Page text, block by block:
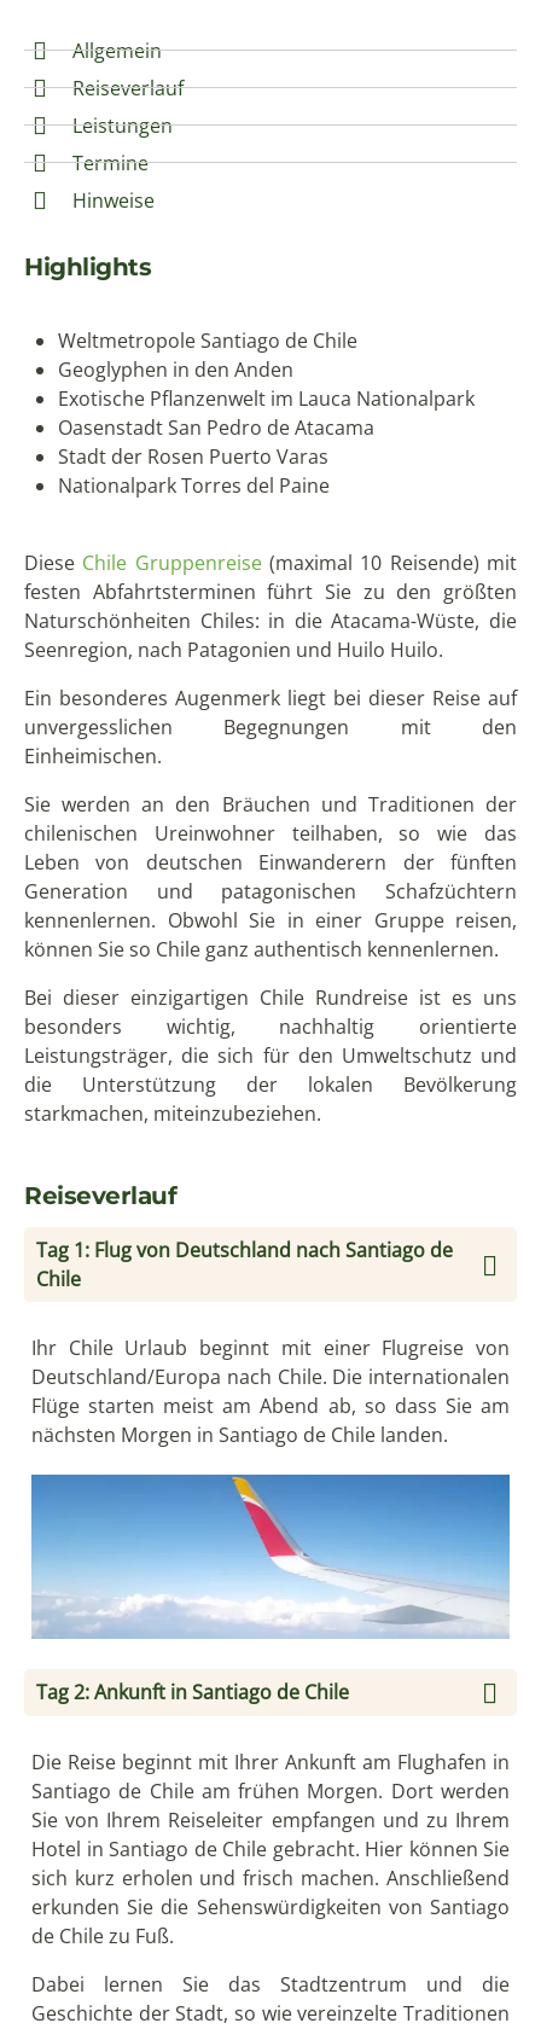
Allgemein
Reiseverlauf
Leistungen
Termine
Hinweise
Highlights
Weltmetropole Santiago de Chile
Geoglyphen in den Anden
Exotische Pflanzenwelt im Lauca Nationalpark
Oasenstadt San Pedro de Atacama
Stadt der Rosen Puerto Varas
Nationalpark Torres del Paine
Diese Chile Gruppenreise(maximal 10 Reisende) mit
festen Abfahrtsterminen führt Sie zu den größten
Naturschönheiten Chiles: in die Atacama-Wüste, die
Seenregion, nach Patagonien und Huilo Huilo.
Ein besonderes Augenmerk liegt bei dieser Reise auf
unvergesslichen Begegnungen mit den
Einheimischen.
Sie werden an den Bräuchen und Traditionen der
chilenischen Ureinwohner teilhaben, so wie das
Leben von deutschen Einwanderern der fünften
Generation und patagonischen Schafzüchtern
kennenlernen. Obwohl Sie in einer Gruppe reisen,
können Sie so Chile ganz authentisch kennenlernen.
Bei dieser einzigartigen Chile Rundreise ist es uns
besonders wichtig, nachhaltig orientierte
Leistungsträger, die sich für den Umweltschutz und
die Unterstützung der lokalen Bevölkerung
starkmachen, miteinzubeziehen.
Reiseverlauf
Tag 1: Flug von Deutschland nach Santiago de
Chile
Ihr Chile Urlaub beginnt mit einer Flugreise von
Deutschland/Europa nach Chile. Die internationalen
Flüge starten meist am Abend ab, so dass Sie am
nächsten Morgen in Santiago de Chile landen.
Tag 2: Ankunft in Santiago de Chile
Die Reise beginnt mit Ihrer Ankunft am Flughafen in
Santiago de Chile am frühen Morgen. Dort werden
Sie von Ihrem Reiseleiter empfangen und zu Ihrem
Hotel in Santiago de Chile gebracht. Hier können Sie
sich kurz erholen und frisch machen. Anschließend
erkunden Sie die Sehenswürdigkeiten von Santiago
de Chile zu Fuß.
Dabei lernen Sie das Stadtzentrum und die
Geschichte der Stadt, so wie vereinzelte Traditionen